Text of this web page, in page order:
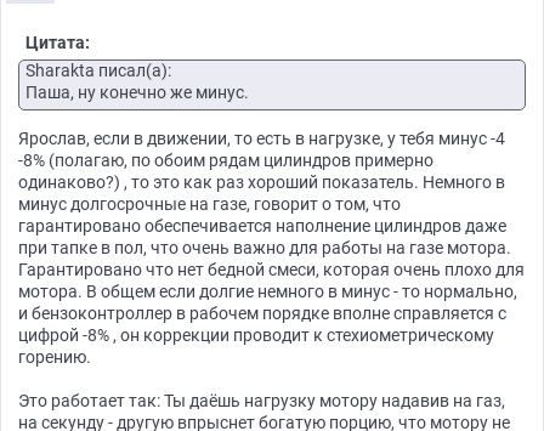
Цитата:
Sharakta писал(а):
Паша, ну конечно же минус.
Ярослав, если в движении, то есть в нагрузке, у тебя минус -4
-8% (полагаю, по обоим рядам цилиндров примерно
одинаково?) , то это как раз хороший показатель. Немного в
минус долгосрочные на газе, говорит о том, что
гарантировано обеспечивается наполнение цилиндров даже
при тапке в пол, что очень важно для работы на газе мотора.
Гарантировано что нет бедной смеси, которая очень плохо для
мотора. В общем если долгие немного в минус - то нормально,
и бензоконтроллер в рабочем порядке вполне справляется с
цифрой -8% , он коррекции проводит к стехиометрическому
горению.
Это работает так: Ты даёшь нагрузку мотору надавив на газ,
на секунду - другую впрыснет богатую порцию, что мотору не